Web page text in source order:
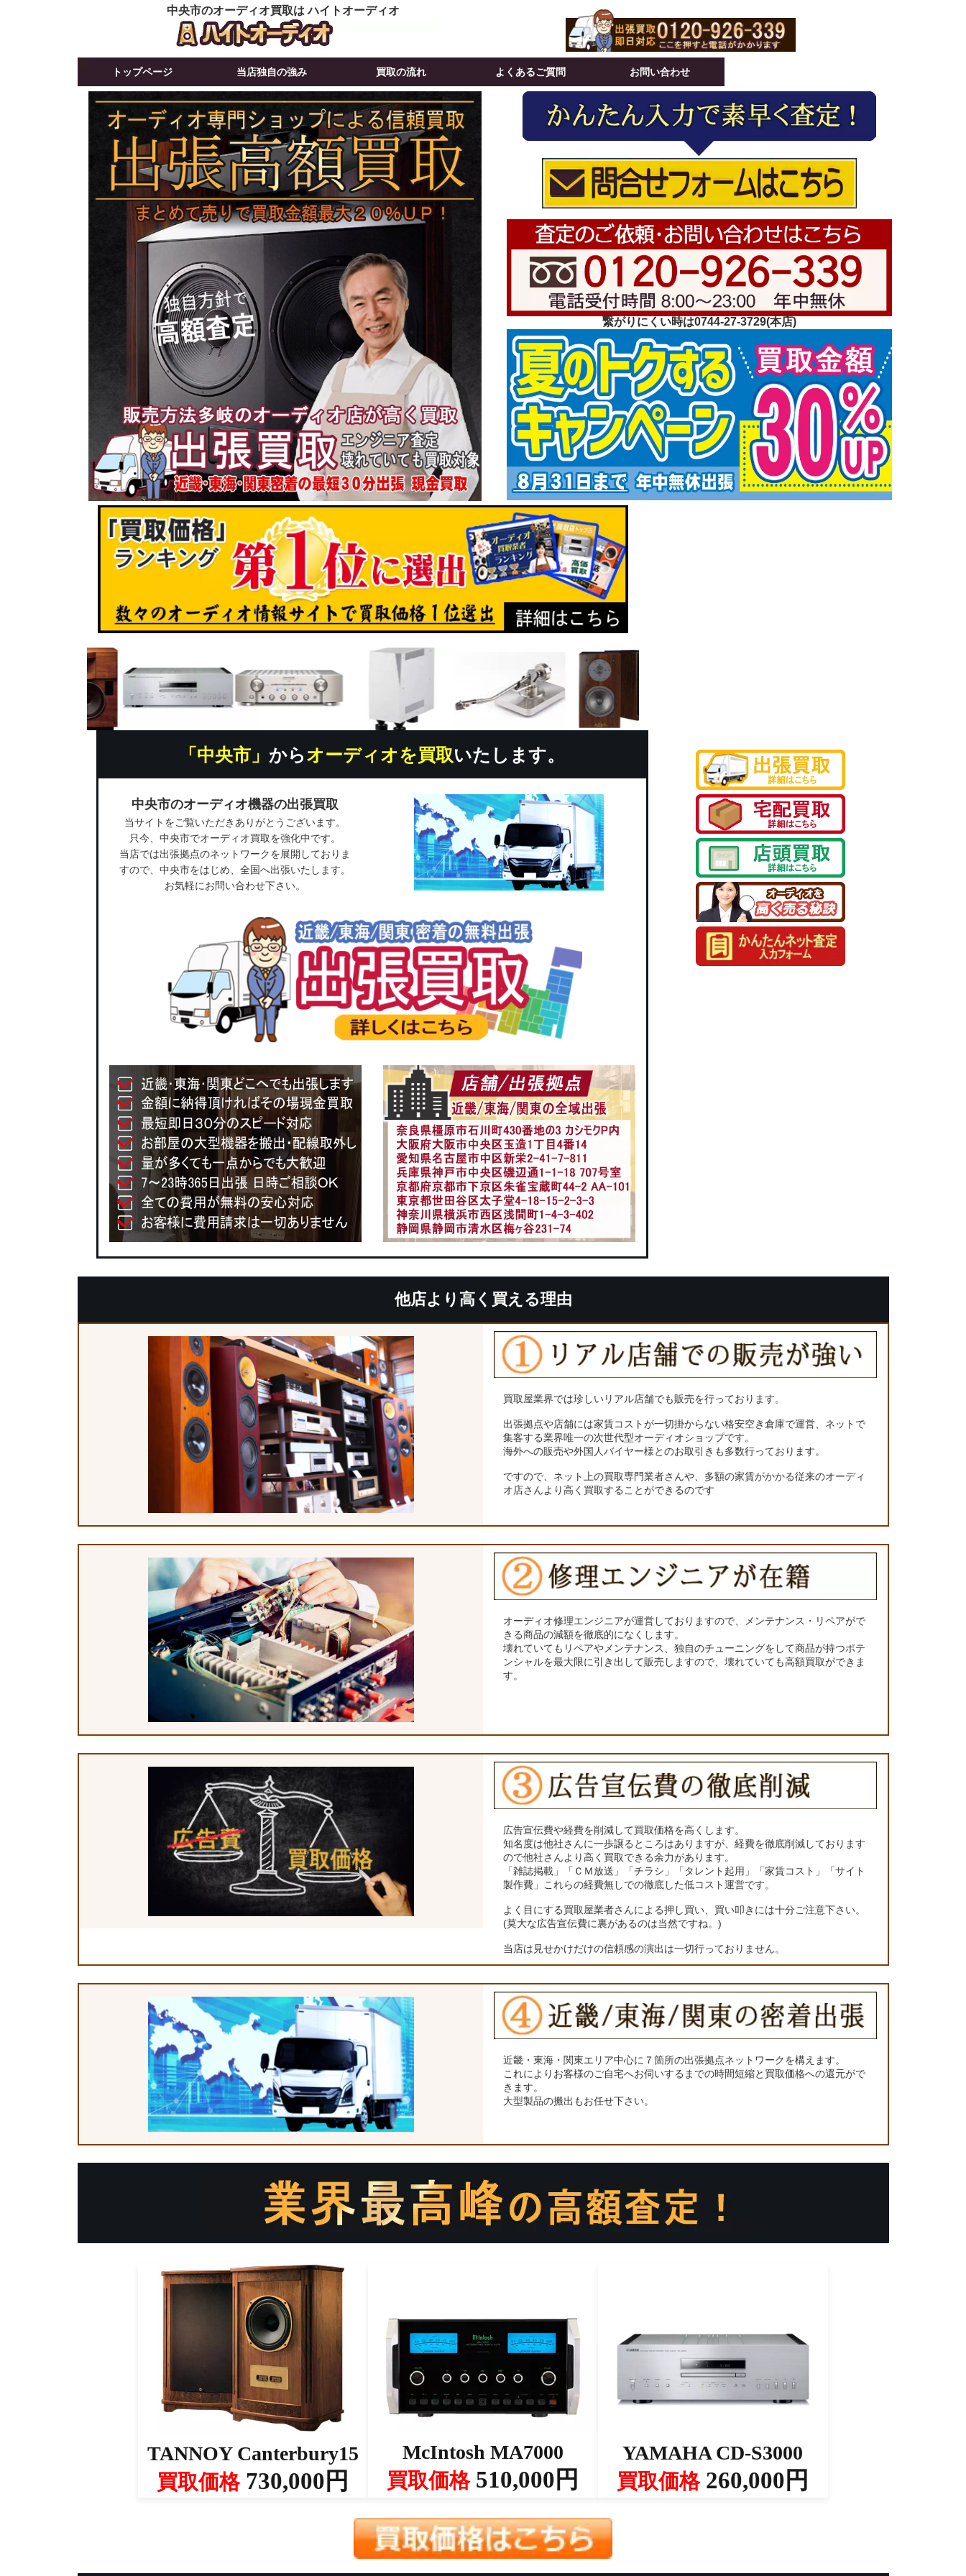
中央市のオーディオ買取は ハイトオーディオ
繋がりにくい時は0744-27-3729(本店)
「中央市」 からオーディオを買取いたします。
中央市のオーディオ機器の出張買取
当サイトをご覧いただきありがとうございます。
只今、中央市でオーディオ買取を強化中です。
当店では出張拠点のネットワークを展開しておりま
すので、中央市をはじめ、全国へ出張いたします。
お気軽にお問い合わせ下さい。
トップページ 当店独自の強み 買取の流れ よくあるご質問 お問い合わせ
他店より高く買える理由
買取屋業界では珍しいリアル店舗でも販売を行っております。
出張拠点や店舗には家賃コストが一切掛からない格安空き倉庫で運営、ネットで
集客する業界唯一の次世代型オーディオショップです。
海外への販売や外国人バイヤー様とのお取引きも多数行っております。
ですので、ネット上の買取専門業者さんや、多額の家賃がかかる従来のオーディ
オ店さんより高く買取することができるのです
オーディオ修理エンジニアが運営しておりますので、メンテナンス・リペアがで
きる商品の減額を徹底的になくします。
壊れていてもリペアやメンテナンス、独自のチューニングをして商品が持つポテ
ンシャルを最大限に引き出して販売しますので、壊れていても高額買取ができま
す。
広告宣伝費や経費を削減して買取価格を高くします。
知名度は他社さんに一歩譲るところはありますが、経費を徹底削減しております
ので他社さんより高く買取できる余力があります。
「雑誌掲載」「ＣＭ放送」「チラシ」「タレント起用」「家賃コスト」「サイト
製作費」これらの経費無しでの徹底した低コスト運営です。
よく目にする買取屋業者さんによる押し買い、買い叩きには十分ご注意下さい。
(莫大な広告宣伝費に裏があるのは当然ですね。)
当店は見せかけだけの信頼感の演出は一切行っておりません。
近畿・東海・関東エリア中心に７箇所の出張拠点ネットワークを構えます。
これによりお客様のご自宅へお伺いするまでの時間短縮と買取価格への還元がで
きます。
大型製品の搬出もお任せ下さい。
TANNOY Canterbury15
買取価格730,000円
McIntosh MA7000
買取価格510,000円
YAMAHA CD-S3000
買取価格260,000円